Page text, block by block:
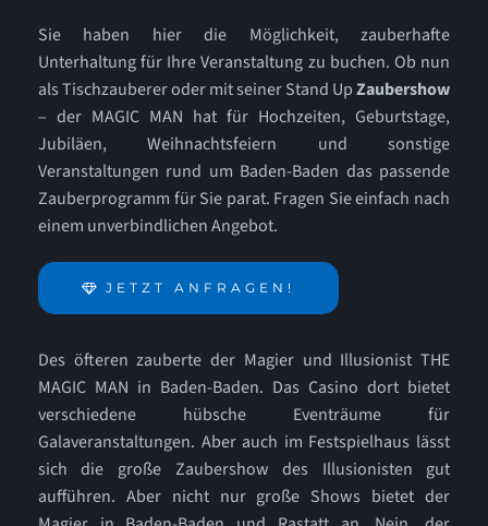
Sie haben hier die Möglichkeit, zauberhafte
Unterhaltung für Ihre Veranstaltung zu buchen. Ob nun
als Tischzauberer oder mit seiner Stand UpZaubershow
– der MAGIC MAN hat für Hochzeiten, Geburtstage,
Jubiläen, Weihnachtsfeiern und sonstige
Veranstaltungen rund um Baden-Baden das passende
Zauberprogramm für Sie parat. Fragen Sie einfach nach
einem unverbindlichen Angebot.
JETZT ANFRAGEN!
Des öfteren zauberte der Magier und Illusionist THE
MAGIC MAN in Baden-Baden. Das Casino dort bietet
verschiedene hübsche Eventräume für
Galaveranstaltungen. Aber auch im Festspielhaus lässt
sich die große Zaubershow des Illusionisten gut
aufführen. Aber nicht nur große Shows bietet der